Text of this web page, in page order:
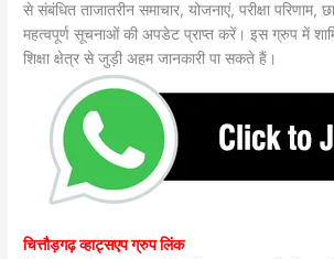
से संबंधित ताजातरीन समाचार, योजनाएं, परीक्षा परिणाम,
महत्वपूर्ण सूचनाओं की अपडेट प्राप्त करें। इस ग्रुप में
शिक्षा क्षेत्र से जुड़ी अहम जानकारी पा सकते हैं।
चित्तौड़गढ़ व्हाट्सएप ग्रुप लिंक